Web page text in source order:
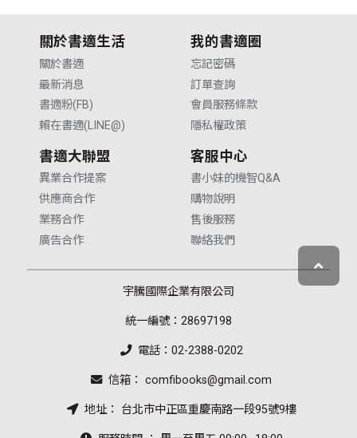
關於書適生活
關於書適
最新消息
書適粉(FB)
賴在書適(LINE@)
我的書適圈
忘記密碼
訂單查詢
會員服務條款
隱私權政策
書適大聯盟
異業合作提案
供應商合作
業務合作
廣告合作
客服中心
書小妹的機智Q&A
購物說明
售後服務
聯絡我們
宇騰國際企業有限公司
統一編號：28697198
電話：02-2388-0202
信箱： comfibooks@gmail.com
地址： 台北市中正區重慶南路一段95號9樓